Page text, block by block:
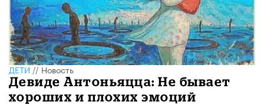
ДЕТИ//Новость
Девиде Антоньяцца: Не бывает
хороших и плохих эмоций